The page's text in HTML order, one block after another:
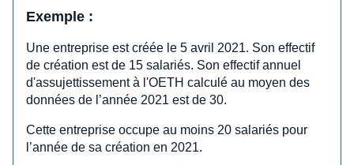
Exemple :
Une entreprise est créée le 5 avril 2021. Son effectif
de création est de 15 salariés. Son effectif annuel
d'assujettissement à l'OETH calculé au moyen des
données de l’année 2021 est de 30.
Cette entreprise occupe au moins 20 salariés pour
l’année de sa création en 2021.